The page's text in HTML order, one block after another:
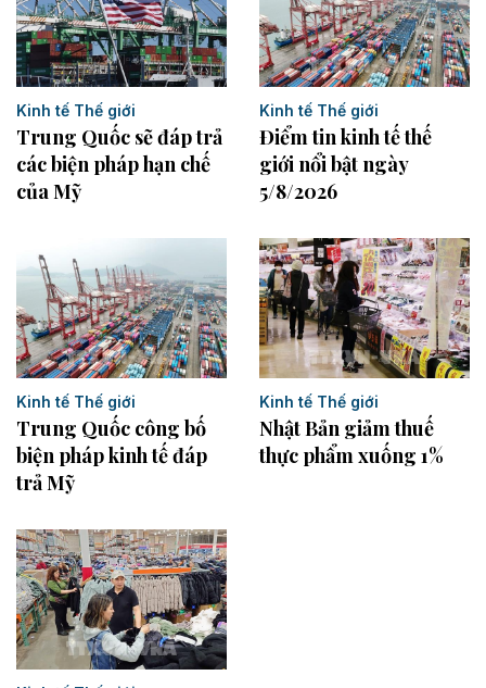
Kinh tế Thế giới
Trung Quốc sẽ đáp trả
các biện pháp hạn chế
của Mỹ
Kinh tế Thế giới
Điểm tin kinh tế thế
giới nổi bật ngày
5/8/2026
Kinh tế Thế giới
Trung Quốc công bố
biện pháp kinh tế đáp
trả Mỹ
Kinh tế Thế giới
Nhật Bản giảm thuế
thực phẩm xuống 1%